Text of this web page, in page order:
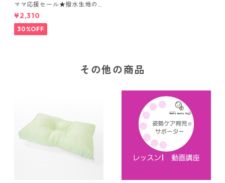
ママ応援セール★撥水生地の
表面は水にも汚れにも強く、
おしりふきがさっと出せる
おしゃれで機能的なおむつポ
ーチ
¥2,310
30%OFF
その他の商品